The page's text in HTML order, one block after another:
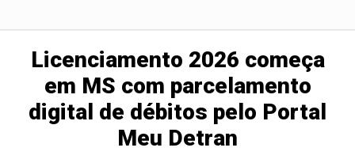
Licenciamento 2026 começa
em MS com parcelamento
digital de débitos pelo Portal
Meu Detran